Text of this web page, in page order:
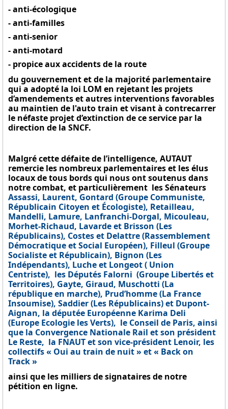
- anti-écologique
- anti-familles
- anti-senior
- anti-motard
- propice aux accidents de la route
du gouvernement et de la majorité parlementaire
qui a adopté la loi LOM en rejetant les projets
d’amendements et autres interventions favorables
au maintien de l'auto train et visant à contrecarrer
le néfaste projet d’extinction de ce service par la
direction de la SNCF.
Malgré cette défaite de l’intelligence, AUTAUT
remercie les nombreux parlementaires et les élus
locaux de tous bords qui nous ont soutenus dans
notre combat, et particulièrement les Sénateurs
Assassi, Laurent, Gontard (Groupe Communiste,
Républicain Citoyen et Écologiste), Retailleau,
Mandelli, Lamure, Lanfranchi-Dorgal, Micouleau,
Morhet-Richaud, Lavarde et Brisson (Les
Républicains), Costes et Delattre (Rassemblement
Démocratique et Social Européen), Filleul (Groupe
Socialiste et Républicain), Bignon (Les
Indépendants), Luche et Longeot ( Union
Centriste), les Députés Falorni (Groupe Libertés et
Territoires), Gayte, Giraud, Muschotti (La
république en marche), Prud’homme (La France
Insoumise), Saddier (Les Républicains) et Dupont-
Aignan, la députée Européenne Karima Deli
(Europe Ecologie les Verts), le Conseil de Paris, ainsi
que la Convergence Nationale Rail et son président
Le Reste, la FNAUT et son vice-président Lenoir, les
collectifs « Oui au train de nuit » et « Back on
Track »
ainsi que les milliers de signatairesde notre
pétition en ligne.